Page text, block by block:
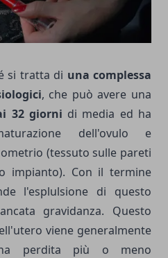
si tratta di una complessa
, che può avere una
32 giorni di media ed ha
dell'ovulo e
(tessuto sulle pareti
impianto). Con il termine
l'esplulsione di questo
gravidanza. Questo
viene generalmente
perdita più o meno